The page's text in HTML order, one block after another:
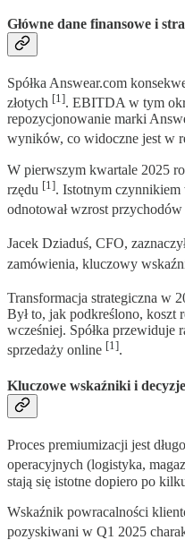
Główne dane finansowe i
Spółka Answear.com
złotych [1]. EBITDA w tym
repozycjonowanie marki
wyników, co widoczne jest w
W pierwszym kwartale 2025
rzędu [1]. Istotnym czynnikiem
odnotował wzrost
Jacek Dziaduś, CFO,
zamówienia, kluczowy
Transformacja strategiczna w
Był to, jak podkreślono,
wcześniej. Spółka
sprzedaży online [1].
Kluczowe wskaźniki i
Proces premiumizacji jest
operacyjnych (logistyka,
stają się istotne dopiero po
Wskaźnik powracalności
pozyskiwani w Q1 2025